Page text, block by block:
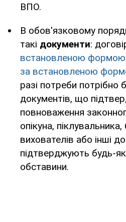
ВПО.
В обов'язковому
такі документи:
встановленою формою
за встановленою
разі потреби потрібно
документів, що
повноваження
опікуна, піклувальника,
вихователів або інші
підтверджують будь-
обставини.